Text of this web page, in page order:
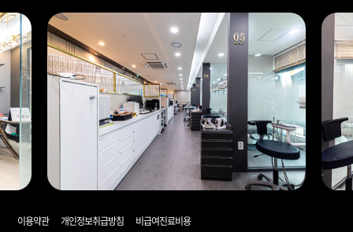
이용약관 개인정보취급방침 비급여진료비용